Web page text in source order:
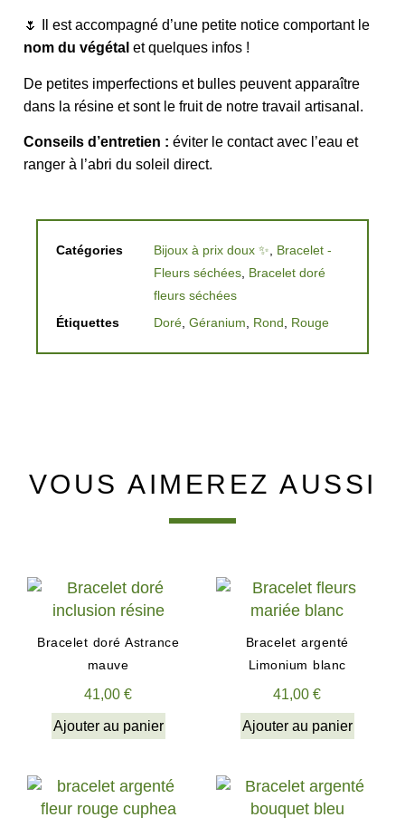
🌷 Il est accompagné d’une petite notice comportant le
nom du végétal et quelques infos !
De petites imperfections et bulles peuvent apparaître
dans la résine et sont le fruit de notre travail artisanal.
Conseils d’entretien : éviter le contact avec l’eau et
ranger à l’abri du soleil direct.
Catégories Bijoux à prix doux ✨, Bracelet -
Fleurs séchées, Bracelet doré
fleurs séchées
Étiquettes
Doré, Géranium, Rond, Rouge
VOUS AIMEREZ AUSSI
Bracelet doré Astrance
mauve
41,00 €
Ajouter au panier
Bracelet argenté
Limonium blanc
41,00 €
Ajouter au panier